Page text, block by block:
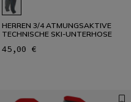
HERREN 3/4 ATMUNGSAKTIVE
TECHNISCHE SKI-UNTERHOSE
45,00 €